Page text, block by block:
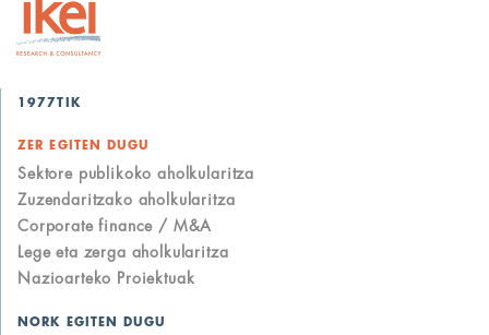
1977TIK
ZER EGITEN DUGU
Sektore publikoko aholkularitza
Zuzendaritzako aholkularitza
Corporate finance / M&A
Lege eta zerga aholkularitza
Nazioarteko Proiektuak
NORK EGITEN DUGU